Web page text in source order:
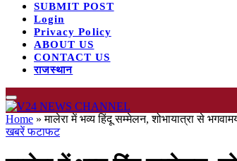
SUBMIT POST
Login
Privacy Policy
ABOUT US
CONTACT US
राजस्थान
Home »मालेरा में भव्य हिंदू सम्मेलन, शोभायात्रा से
खबरें फटाफट